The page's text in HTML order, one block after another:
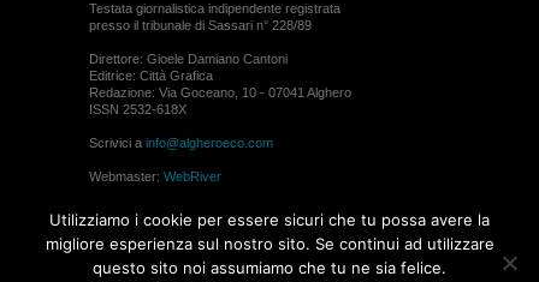
Testata giornalistica indipendente registrata
presso il tribunale di Sassari n° 228/89
Direttore: Gioele Damiano Cantoni
Editrice: Città Grafica
Redazione: Via Goceano, 10 - 07041 Alghero
ISSN 2532-618X
Scrivici a info@algheroeco.com
Webmaster: WebRiver
permesso di algheroeco.com
Utilizziamo i cookie per essere sicuri che tu possa avere la
migliore esperienza sul nostro sito. Se continui ad utilizzare
questo sito noi assumiamo che tu ne sia felice.